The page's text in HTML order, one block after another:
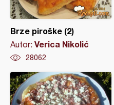
Brze piroške (2)
Autor: Verica Nikolić
28062